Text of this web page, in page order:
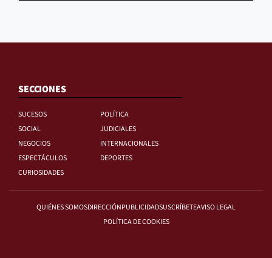
SECCIONES
SUCESOS
POLÍTICA
SOCIAL
JUDICIALES
NEGOCIOS
INTERNACIONALES
ESPECTÁCULOS
DEPORTES
CURIOSIDADES
QUIÉNES SOMOSDIRECCIÓNPUBLICIDADSUSCRÍBETEAVISO LEGAL
POLÍTICA DE COOKIES